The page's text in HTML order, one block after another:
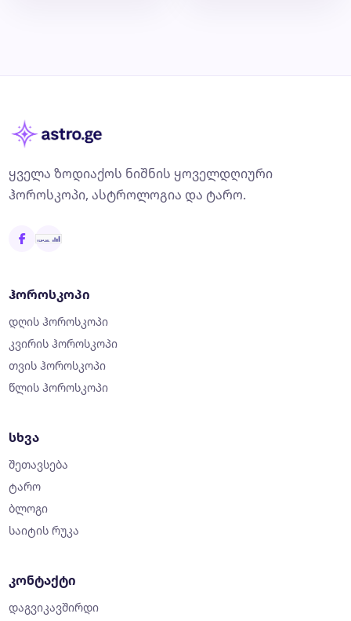
ყველა ზოდიაქოს ნიშნის ყოველდღიური
ჰოროსკოპი, ასტროლოგია და ტარო.
ჰოროსკოპი
დღის ჰოროსკოპი
კვირის ჰოროსკოპი
თვის ჰოროსკოპი
წლის ჰოროსკოპი
სხვა
შეთავსება
ტარო
ბლოგი
საიტის რუკა
კონტაქტი
დაგვიკავშირდი